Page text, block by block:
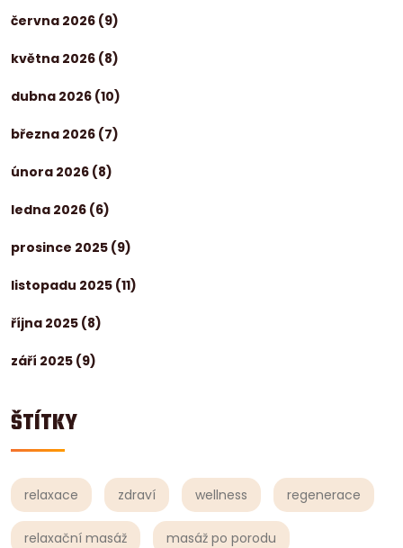
června 2026 (9)
května 2026 (8)
dubna 2026 (10)
března 2026 (7)
února 2026 (8)
ledna 2026 (6)
prosince 2025 (9)
listopadu 2025 (11)
října 2025 (8)
září 2025 (9)
ŠTÍTKY
relaxace zdraví wellness regenerace
relaxační masáž masáž po porodu